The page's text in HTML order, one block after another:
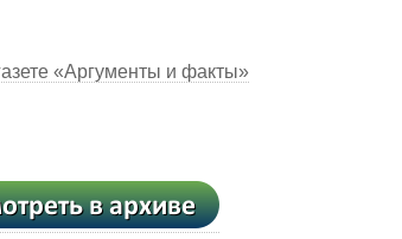
«Аргументы и факты»